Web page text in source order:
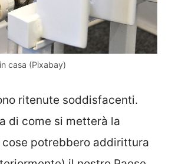
casa (Pixabay)
ritenute soddisfacenti.
di come si metterà la
potrebbero addirittura